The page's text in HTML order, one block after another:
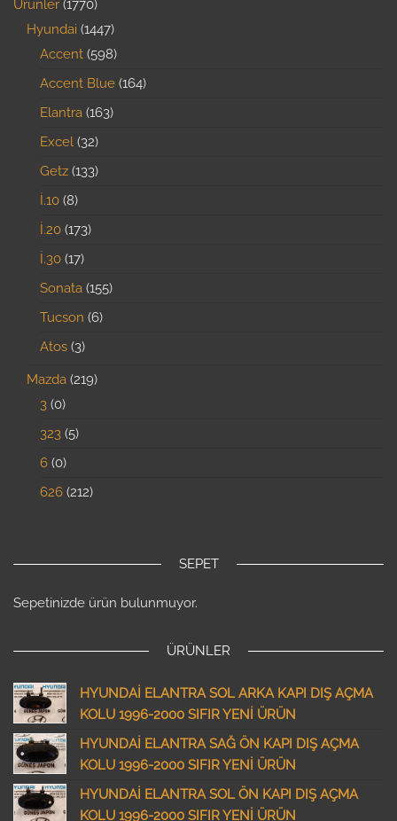
Ürünler 1770
Hyundai 1447
Accent 598
Accent Blue 164
Elantra 163
Excel 32
Getz 133
İ.10 8
İ.20 173
İ.30 17
Sonata 155
Tucson 6
Atos 3
Mazda 219
3 0
323 5
6 0
626 212
SEPET
Sepetinizde ürün bulunmuyor.
ÜRÜNLER
HYUNDAİ ELANTRA SOL ARKA KAPI DIŞ AÇMA
KOLU 1996-2000 SIFIR YENİ ÜRÜN
HYUNDAİ ELANTRA SAĞ ÖN KAPI DIŞ AÇMA
KOLU 1996-2000 SIFIR YENİ ÜRÜN
HYUNDAİ ELANTRA SOL ÖN KAPI DIŞ AÇMA
KOLU 1996-2000 SIFIR YENİ ÜRÜN